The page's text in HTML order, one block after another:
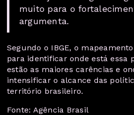
muito para o
argumenta.
Segundo o IBGE, o
para identificar onde está essa
estão as maiores carências e
intensificar o alcance das
território brasileiro.
Fonte: Agência Brasil